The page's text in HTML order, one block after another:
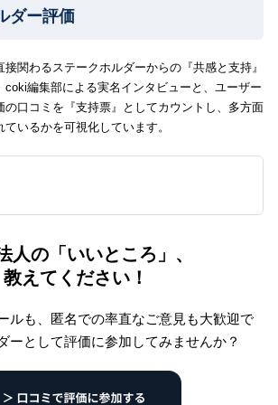
ダー評価
関わるステークホルダーからの『共感と支持』
coki編集部による実名インタビューと、ユーザー
の口コミを『支持票』としてカウントし、多方面
いるかを可視化しています。
人の「いいところ」、
教えてください！
ルも、匿名での率直なご意見も大歓迎で
ーとして評価に参加してみませんか？